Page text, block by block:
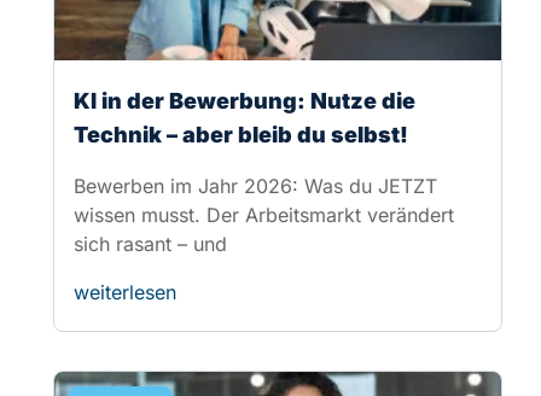
KARRIERE
Dual Career: Karriere im Doppelpack
Von Dual Career Couples spricht man, wenn